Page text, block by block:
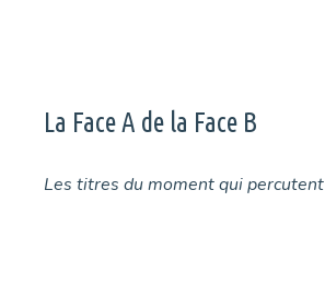
La Face A de la Face B
Les titres du moment qui percutent